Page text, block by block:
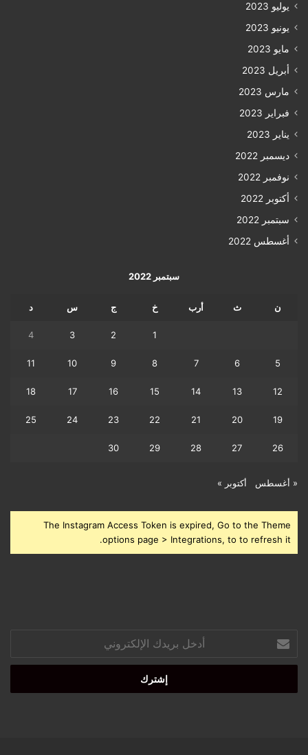
يوليو 2023
يونيو 2023
مايو 2023
أبريل 2023
مارس 2023
فبراير 2023
يناير 2023
ديسمبر 2022
نوفمبر 2022
أكتوبر 2022
سبتمبر 2022
أغسطس 2022
سبتمبر 2022
ن ث أرب خ ج س د
1
2
3
4
5
6
7
8
9
10
11
12
13
14
15
16
17
18
19
20
21
22
23
24
25
26
27
28
29
30
« أغسطس أكتوبر »
The Instagram Access Token is expired, Go to the Theme
options page > Integrations, to to refresh it.
بريدك
الإلكتروني